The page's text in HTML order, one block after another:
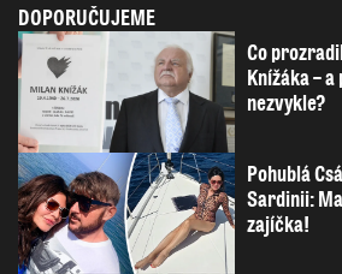
DOPORUČUJEME
Co
Knížáka –
nezvykle?
Pohublá
Sardinii:
zajíčka!